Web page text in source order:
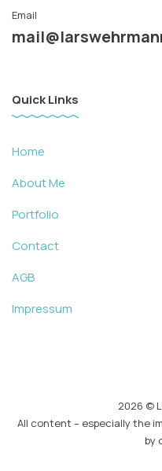
Email
Quick Links
Home
About Me
Portfolio
Contact
AGB
Impressum
2026 ©
All content – especially the
by